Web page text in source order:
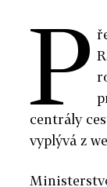
P
centrály
vyplývá z